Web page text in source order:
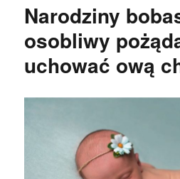
Narodziny
osobliwy
uchować ową